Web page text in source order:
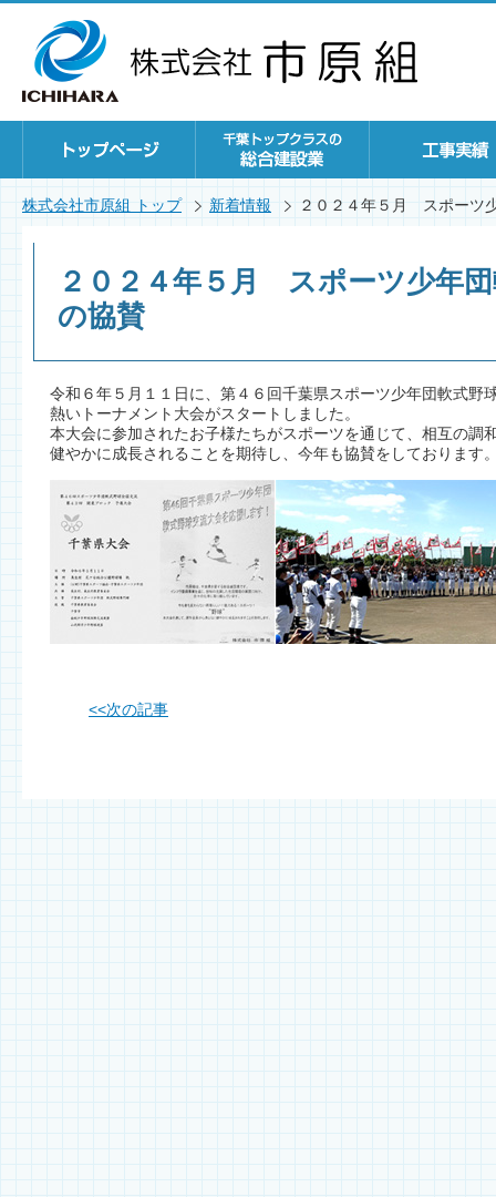
株式会社市原組 トップ 新着情報 ２０２４年５月 スポーツ
２０２４年５月 スポーツ少年
の協賛
令和６年５月１１日に、第４６回千葉県スポーツ少年団軟式野
熱いトーナメント大会がスタートしました。
本大会に参加されたお子様たちがスポーツを通じて、相互の調
健やかに成長されることを期待し、今年も協賛をしております
<<次の記事